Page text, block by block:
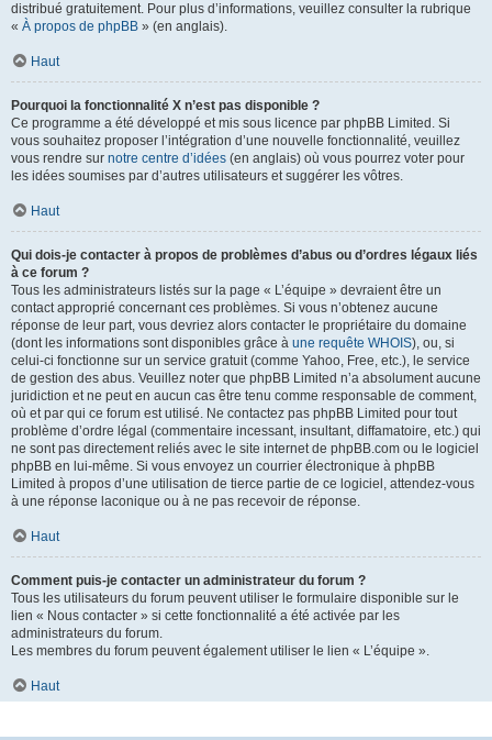
distribué gratuitement. Pour plus d’informations, veuillez consulter la rubrique
« À propos de phpBB » (en anglais).
Haut
Pourquoi la fonctionnalité X n’est pas disponible ?
Ce programme a été développé et mis sous licence par phpBB Limited. Si
vous souhaitez proposer l’intégration d’une nouvelle fonctionnalité, veuillez
vous rendre sur notre centre d’idées (en anglais) où vous pourrez voter pour
les idées soumises par d’autres utilisateurs et suggérer les vôtres.
Haut
Qui dois-je contacter à propos de problèmes d’abus ou d’ordres légaux liés
à ce forum ?
Tous les administrateurs listés sur la page « L’équipe » devraient être un
contact approprié concernant ces problèmes. Si vous n’obtenez aucune
réponse de leur part, vous devriez alors contacter le propriétaire du domaine
(dont les informations sont disponibles grâce à une requête WHOIS), ou, si
celui-ci fonctionne sur un service gratuit (comme Yahoo, Free, etc.), le service
de gestion des abus. Veuillez noter que phpBB Limited n’a absolument aucune
juridiction et ne peut en aucun cas être tenu comme responsable de comment,
où et par qui ce forum est utilisé. Ne contactez pas phpBB Limited pour tout
problème d’ordre légal (commentaire incessant, insultant, diffamatoire, etc.) qui
ne sont pas directement reliés avec le site internet de phpBB.com ou le logiciel
phpBB en lui-même. Si vous envoyez un courrier électronique à phpBB
Limited à propos d’une utilisation de tierce partie de ce logiciel, attendez-vous
à une réponse laconique ou à ne pas recevoir de réponse.
Haut
Comment puis-je contacter un administrateur du forum ?
Tous les utilisateurs du forum peuvent utiliser le formulaire disponible sur le
lien « Nous contacter » si cette fonctionnalité a été activée par les
administrateurs du forum.
Les membres du forum peuvent également utiliser le lien « L’équipe ».
Haut